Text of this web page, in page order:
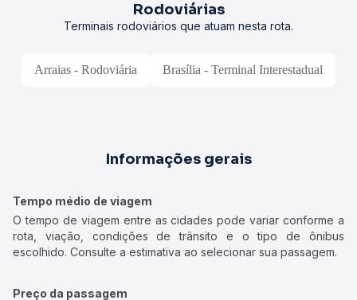
Rodoviárias
Terminais rodoviários que atuam nesta rota.
Arraias - Rodoviária Brasília - Terminal Interestadual
Informações gerais
Tempo médio de viagem
O tempo de viagem entre as cidades pode variar conforme a
rota, viação, condições de trânsito e o tipo de ônibus
escolhido. Consulte a estimativa ao selecionar sua passagem.
Preço da passagem